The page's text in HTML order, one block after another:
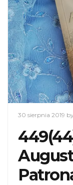
30 sierpnia 2019